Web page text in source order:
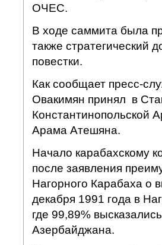
ОЧЕС.
В ходе саммита была
также стратегический
повестки.
Как сообщает пресс-
Овакимян принял в
Константинопольской
Арама Атешяна.
Начало карабахскому
после заявления
Нагорного Карабаха о
декабря 1991 года в
где 99,89%
Азербайджана.